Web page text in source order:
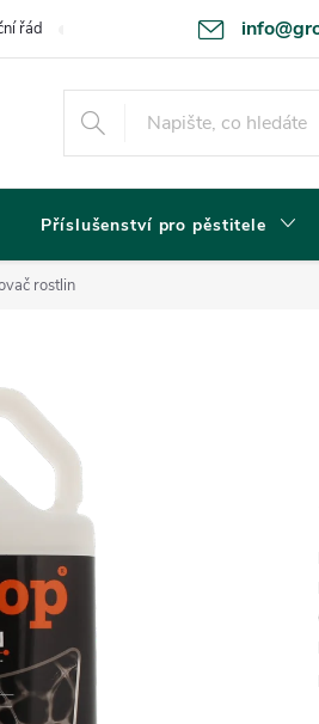
řád Odstoupení od smlouvy
Příslušenství pro pěstitele
rostlin